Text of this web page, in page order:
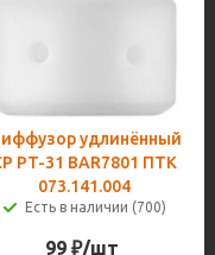
удлинённый
PT-31 BAR7801 ПТК
073.141.004
Есть в наличии (700)
99 ₽/шт